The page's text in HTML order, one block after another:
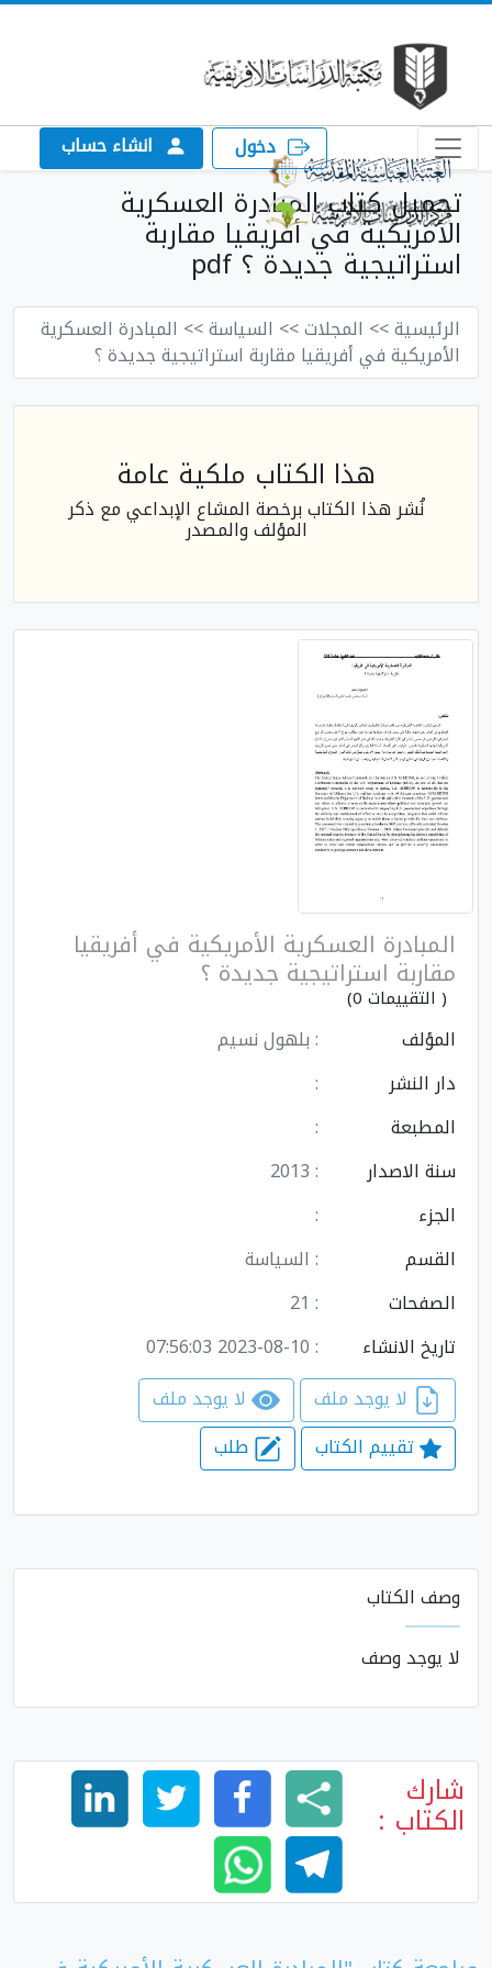
دخول انشاء حساب
تحميل كتاب المبادرة العسكرية
الأمريكية في أفريقيا مقاربة
استراتيجية جديدة ؟ pdf
الرئيسية>> المجلات>> السياسة>> المبادرة العسكرية
الأمريكية في أفريقيا مقاربة استراتيجية جديدة ؟
هذا الكتاب ملكية عامة
نُشر هذا الكتاب برخصة المشاع الإبداعي مع ذكر
المؤلف والمصدر
المبادرة العسكرية الأمريكية في أفريقيا
مقاربة استراتيجية جديدة ؟
( التقييمات 0)
المؤلف
: بلهول نسيم
دار النشر
:
المطبعة
:
سنة الاصدار
: 2013
الجزء
:
القسم
: السياسة
الصفحات
: 21
تاريخ الانشاء
: 2023-08-10 07:56:03
تقييم الكتاب
طلب
وصف الكتاب
لا يوجد وصف
شارك
الكتاب :